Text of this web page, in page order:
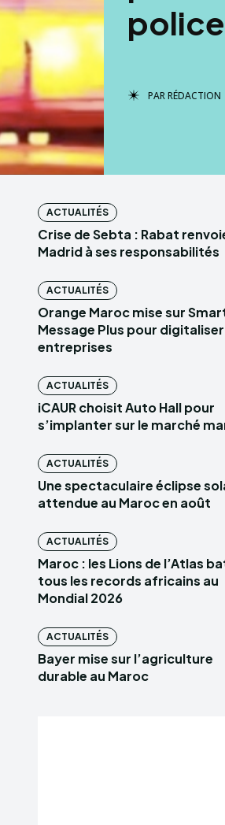
PARRÉDACTION
ACTUALITÉS
Crise de Sebta : Rabat
Madrid à ses responsabilités
ACTUALITÉS
Orange Maroc mise sur
Message Plus pour
entreprises
ACTUALITÉS
iCAUR choisit Auto Hall pour
s’implanter sur le marché
ACTUALITÉS
Une spectaculaire éclipse
attendue au Maroc en août
ACTUALITÉS
Maroc : les Lions de l’Atlas
tous les records africains au
Mondial 2026
ACTUALITÉS
Bayer mise sur l’agriculture
durable au Maroc